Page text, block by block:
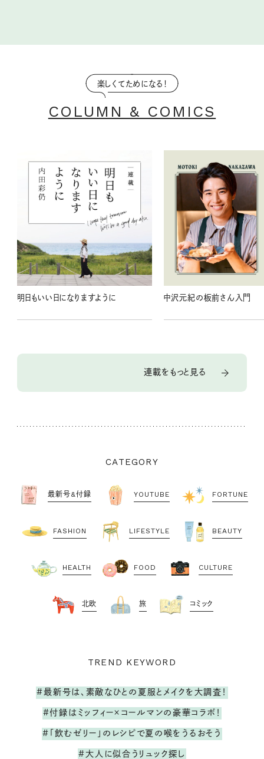
楽しくてためになる！
COLUMN & COMICS
明日もいい日になりますように 中沢元紀の板前さん入門
連載をもっと見る
CATEGORY
最新号&付録 YOUTUBE FORTUNE
FASHION LIFESTYLE BEAUTY
HEALTH FOOD CULTURE
北欧 旅 コミック
TREND KEYWORD
#最新号は、素敵なひとの夏服とメイクを大調査！
#付録はミッフィー×コールマンの豪華コラボ！
#「飲むゼリー」のレシピで夏の喉をうるおそう
#大人に似合うリュック探し